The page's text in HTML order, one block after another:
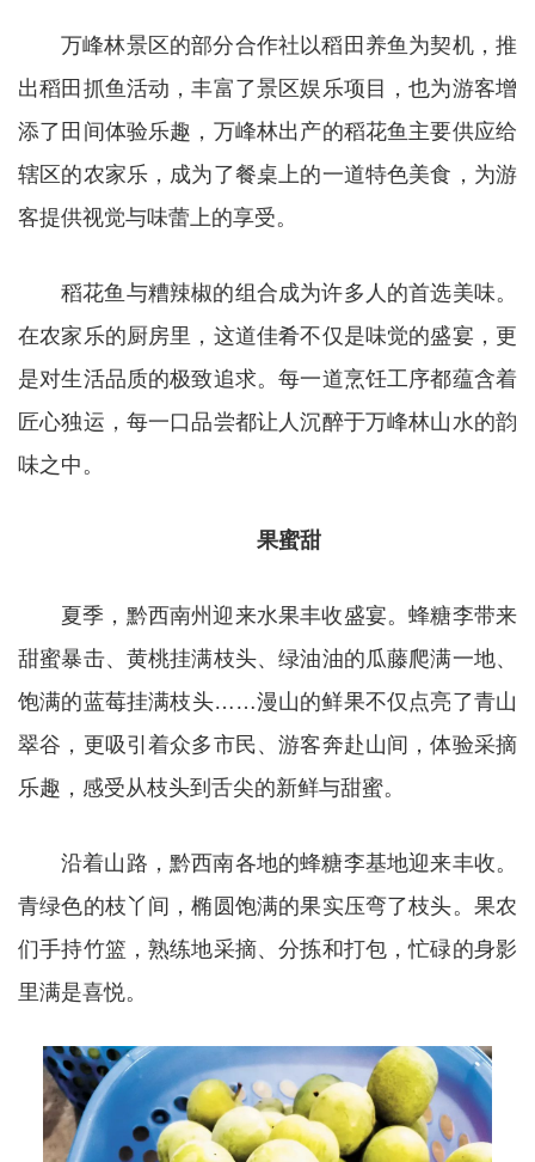
万峰林景区的部分合作社以稻田养鱼为契机，推
出稻田抓鱼活动，丰富了景区娱乐项目，也为游客增
添了田间体验乐趣，万峰林出产的稻花鱼主要供应给
辖区的农家乐，成为了餐桌上的一道特色美食，为游
客提供视觉与味蕾上的享受。
稻花鱼与糟辣椒的组合成为许多人的首选美味。
在农家乐的厨房里，这道佳肴不仅是味觉的盛宴，更
是对生活品质的极致追求。每一道烹饪工序都蕴含着
匠心独运，每一口品尝都让人沉醉于万峰林山水的韵
味之中。
果蜜甜
夏季，黔西南州迎来水果丰收盛宴。蜂糖李带来
甜蜜暴击、黄桃挂满枝头、绿油油的瓜藤爬满一地、
饱满的蓝莓挂满枝头……漫山的鲜果不仅点亮了青山
翠谷，更吸引着众多市民、游客奔赴山间，体验采摘
乐趣，感受从枝头到舌尖的新鲜与甜蜜。
沿着山路，黔西南各地的蜂糖李基地迎来丰收。
青绿色的枝丫间，椭圆饱满的果实压弯了枝头。果农
们手持竹篮，熟练地采摘、分拣和打包，忙碌的身影
里满是喜悦。